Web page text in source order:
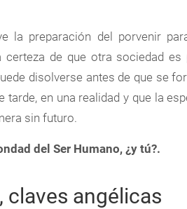
la preparación del porvenir
de que otra sociedad es
disolverse antes de que se
en una realidad y que la
sin futuro.
del Ser Humano, ¿y tú?.
claves angélicas